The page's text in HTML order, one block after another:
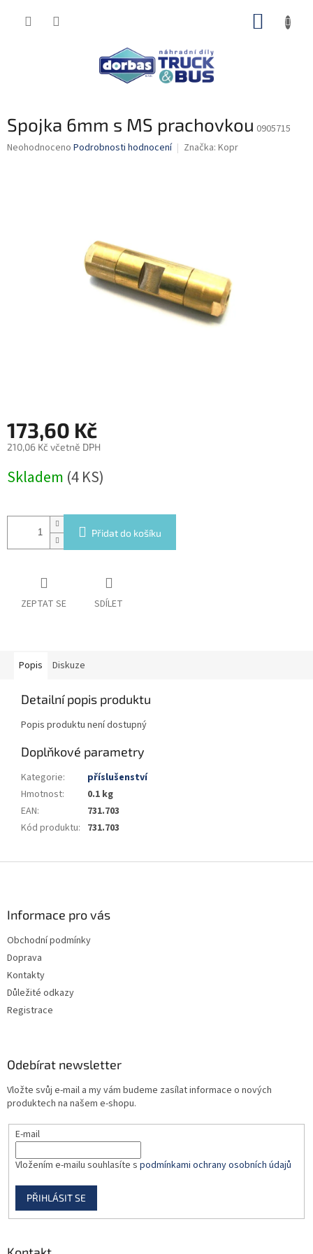
Spojka 6mm s MS prachovkou 0905715
Průměrné
Neohodnoceno Podrobnosti hodnocení Značka: Kopr
173,60 Kč
210,06 Kč včetně DPH
cena:
Skladem (4 KS)
Přidat do košíku
ZEPTAT SE SDÍLET
Popis Diskuze
Detailní popis produktu
Popis produktu není dostupný
Doplňkové parametry
Kategorie:
příslušenství
Hmotnost:
0.1 kg
EAN:
731.703
Kód produktu: 731.703
Informace pro vás
Obchodní podmínky
Doprava
Kontakty
Důležité odkazy
Registrace
Odebírat newsletter
Vložte svůj e-mail a my vám budeme zasílat informace o nových
produktech na našem e-shopu.
E-mail
Vložením e-mailu souhlasíte s podmínkami ochrany osobních údajů
PŘIHLÁSIT SE